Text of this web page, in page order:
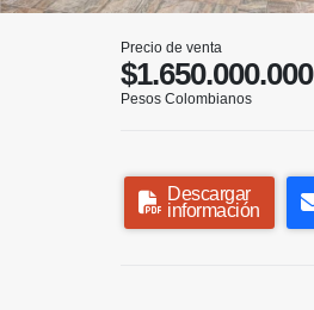
Precio de venta
$1.650.000.000
Pesos Colombianos
Descargar
información